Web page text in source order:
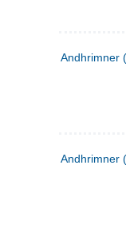
Andhrimner
Andhrimner